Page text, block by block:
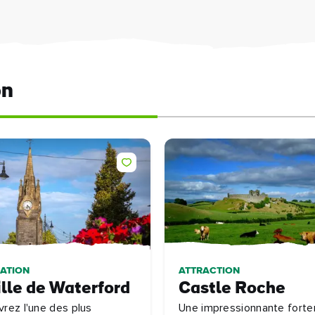
de Waterford
l'une des plus
ATTRACTION
Castle Roche
Une impressionnante